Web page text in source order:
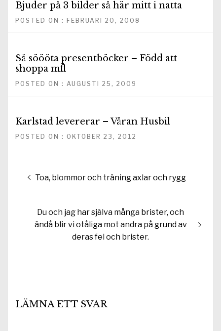
Bjuder på 3 bilder så här mitt i natta
POSTED ON : FEBRUARI 20, 2008
Så söööta presentböcker – Född att
shoppa mfl
POSTED ON : AUGUSTI 25, 2009
Karlstad levererar – Våran Husbil
POSTED ON : OKTOBER 23, 2012
Inläggsnavigering
Föregående
Toa, blommor och träning axlar och rygg
Nästa
inlägg:
Du och jag har själva många brister, och
ändå blir vi otåliga mot andra på grund av
deras fel och brister.
LÄMNA ETT SVAR